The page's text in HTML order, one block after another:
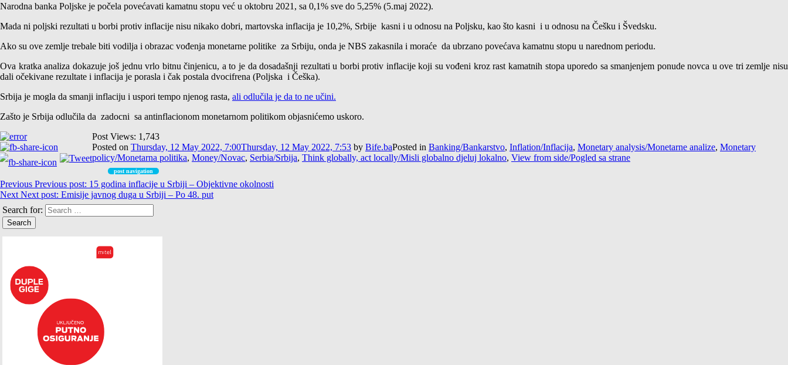
Narodna banka Poljske je počela povećavati kamatnu stopu već u oktobru 2021, sa 0,1% sve do 5,25% (5.maj 2022).
Mada ni poljski rezultati u borbi protiv inflacije nisu nikako dobri, martovska inflacija je 10,2%, Srbije kasni i u odnosu na Poljsku, kao što kasni i u odnosu na Češku i Švedsku.
Ako su ove zemlje trebale biti vodilja i obrazac vođenja monetarne politike za Srbiju, onda je NBS zakasnila i moraće da ubrzano povećava kamatnu stopu u narednom periodu.
Ova kratka analiza dokazuje još jednu vrlo bitnu činjenicu, a to je da dosadašnji rezultati u borbi protiv inflacije koji su vođeni kroz rast kamatnih stopa uporedo sa smanjenjem ponude novca u ove tri zemlje nisu
dali očekivane rezultate i inflacija je porasla i čak postala dvocifrena (Poljska i Češka).
Srbija je mogla da smanji inflaciju i uspori tempo njenog rasta, ali odlučila je da to ne učini.
Zašto je Srbija odlučila da zadocni sa antinflacionom monetarnom politikom objasnićemo uskoro.
Post Views: 1,743
Posted on Thursday, 12 May 2022, 7:00Thursday, 12 May 2022, 7:53 by Bife.baPosted in Banking/Bankarstvo, Inflation/Inflacija, Monetary analysis/Monetarne analize, Monetary
policy/Monetarna politika, Money/Novac, Serbia/Srbija, Think globally, act locally/Misli globalno djeluj lokalno, View from side/Pogled sa strane
post navigation
Previous Previous post: 15 godina inflacije u Srbiji – Objektivne okolnosti
Next Next post: Emisije javnog duga u Srbiji – Po 48. put
Search for: